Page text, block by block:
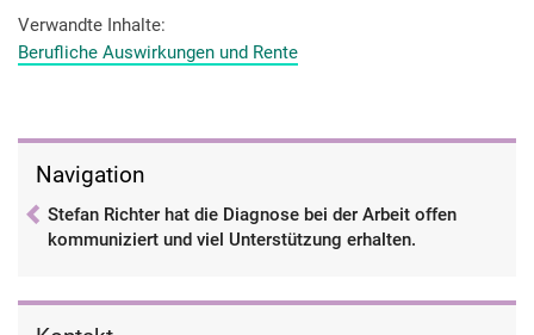
Verwandte Inhalte
Berufliche Auswirkungen und Rente
Navigation
Stefan Richter hat die Diagnose bei der Arbeit offen
kommuniziert und viel Unterstützung erhalten.